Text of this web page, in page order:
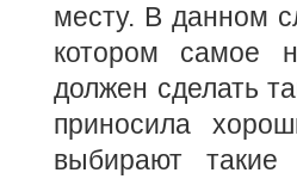
месту. В данном
котором самое
должен сделать
приносила
выбирают